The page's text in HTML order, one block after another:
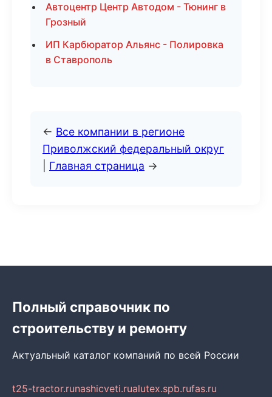
Автоцентр Центр Автодом - Тюнинг в
Грозный
ИП Карбюратор Альянс - Полировка
в Ставрополь
← Все компании в регионе
Приволжский федеральный округ
Главная страница →
Полный справочник по
строительству и ремонту
Актуальный каталог компаний по всей России
t25-tractor.runashicveti.rualutex.spb.rufas.ru